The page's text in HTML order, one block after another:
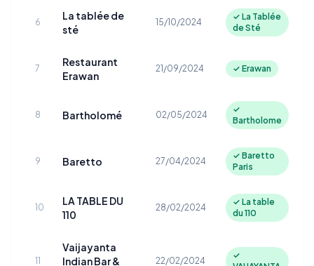
6
La tablée de
sté
15/10/2024
✓ La Tablée
de Sté
7
Restaurant
Erawan
21/09/2024 ✓ Erawan
8 Bartholomé 02/05/2024
✓
Bartholome
9 Baretto 27/04/2024
✓ Baretto
Paris
10
LA TABLE DU
110
28/02/2024
✓ La table
du 110
11
Vaijayanta
Indian Bar &
22/02/2024
✓